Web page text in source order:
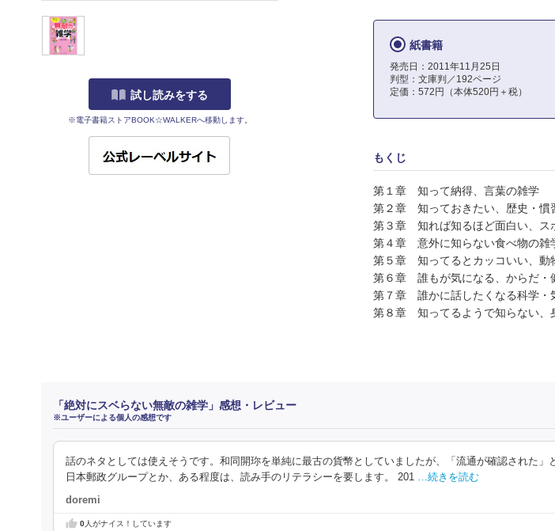
試し読みをする
※電子書籍ストアBOOK☆WALKERへ移動します。
紙書籍
発売日：2011年11月25日
判型：文庫判／192ページ
定価：572円（本体520円＋税）
もくじ
第１章 知って納得、言葉の雑学
第２章 知っておきたい、歴史・慣
第３章 知れば知るほど面白い、ス
第４章 意外に知らない食べ物の雑
第５章 知ってるとカッコいい、動
第６章 誰もが気になる、からだ・
第７章 誰かに話したくなる科学・
第８章 知ってるようで知らない、
「絶対にスベらない無敵の雑学」感想・レビュー
※ユーザーによる個人の感想です
話のネタとしては使えそうです。和同開珎を単純に最古の貨幣としていましたが、「流通が確認された」
日本郵政グループとか、ある程度は、読み手のリテラシーを要します。 201
…続きを読む
doremi
0人がナイス！しています